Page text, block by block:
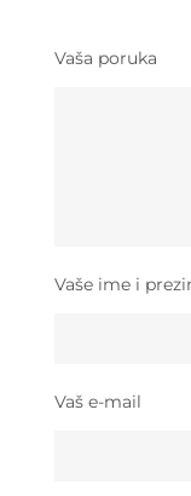
Vaša poruka
Vaše ime i
Vaš e-mail